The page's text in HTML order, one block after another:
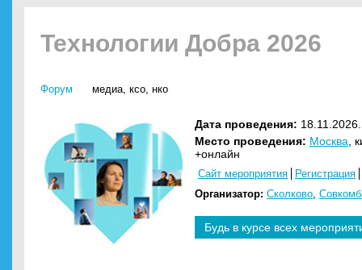
Технологии Добра 2026
Форум медиа, ксо, нко
Дата проведения:
Место проведения: Москва ,
+онлайн
Сайт мероприятия
Регистрация
Организатор: Сколково,
Будь в курсе всех